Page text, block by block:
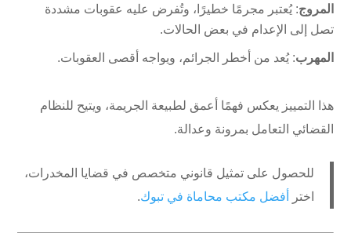
المروج: يُعتبر مجرمًا خطيرًا، وتُفرض عليه عقوبات مشددة
تصل إلى الإعدام في بعض الحالات.
المهرب: يُعد من أخطر الجرائم، ويواجه أقصى العقوبات.
هذا التمييز يعكس فهمًا أعمق لطبيعة الجريمة، ويتيح للنظام
القضائي التعامل بمرونة وعدالة.
للحصول على تمثيل قانوني متخصص في قضايا المخدرات،
اختر
أفضل مكتب محاماة في تبوك.